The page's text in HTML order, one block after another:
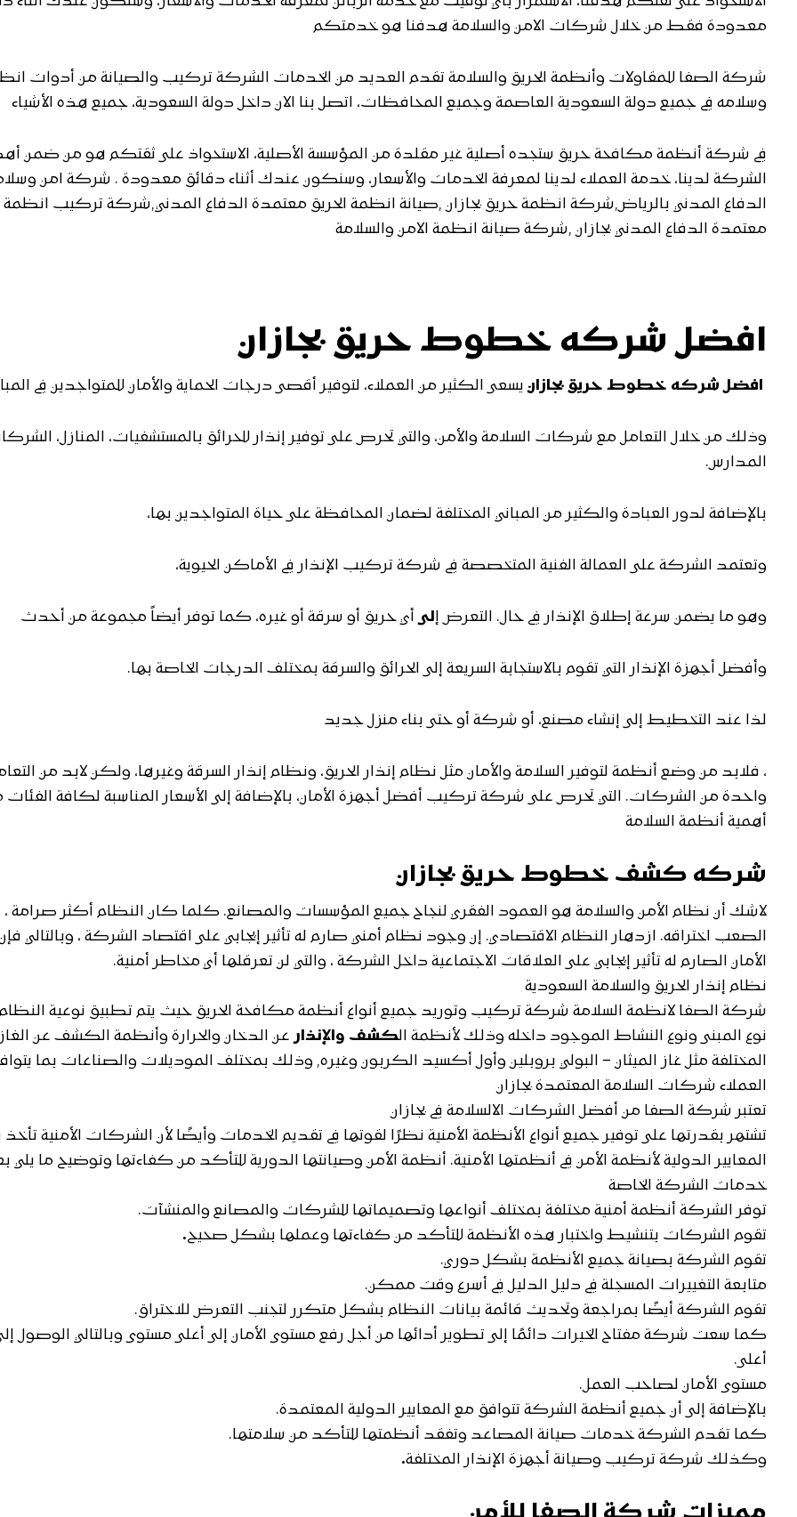
معدودة فقط من خلال شركات الامن والسلامة هدفنا هو خدمتكم
شركة الصفا للمقاولات وأنظمة الحريق والسلامة تقدم العديد من الخدمات الشركة تركيب والصيانة من أدوات
وسلامه في جميع دولة السعودية العاصمة وجميع المحافظات، اتصل بنا الان داخل دولة السعودية، جميع هذه الأشياء
في شركة أنظمة مكافحة حريق ستجده أصلية غير مقلدة من المؤسسة الأصلية، الاستحواذ على ثقتكم هو من ضمن
الشركة لدينا، خدمة العملاء لدينا لمعرفة الخدمات والأسعار، وسنكون عندك أثناء دقائق معدودة . شركة امن
الدفاع المدني بالرياض,شركة انظمة حريق بجازان ,صيانة انظمة الحريق معتمدة الدفاع المدني,شركة تركيب انظمة
معتمدة الدفاع المدني بجازان ,شركة صيانة انظمة الامن والسلامة
افضل شركه خطوط حريق بجازان
افضل شركه خطوط حريق بجازانيسعى الكثير من العملاء، لتوفير أقصى درجات الحماية والأمان للمتواجدين في
وذلك من خلال التعامل مع شركات السلامة والأمن، والتي تحرص على توفير إنذار للحرائق بالمستشفيات، المنازل،
المدارس.
بالإضافة لدور العبادة والكثير من المباني المختلفة لضمان المحافظة على حياة المتواجدين بها،
وتعتمد الشركة على العمالة الفنية المتخصصة في شركة تركيب الإنذار في الأماكن الحيوية،
وهو ما يضمن سرعة إطلاق الإنذار في حال. التعرض إلىأي حريق أو سرقة أو غيره، كما توفر أيضاً مجموعة من أحدث
وأفضل أجهزة الإنذار التي تقوم بالاستجابة السريعة إلى الحرائق والسرقة بمختلف الدرجات الخاصة بها.
لذا عند التخطيط إلى إنشاء مصنع، أو شركة أو حتى بناء منزل جديد
، فلابد من وضع أنظمة لتوفير السلامة والأمان مثل نظام إنذار الحريق، ونظام إنذار السرقة وغيرها، ولكن لابد من
واحدة من الشركات. التي تحرص على شركة تركيب أفضل أجهزة الأمان، بالإضافة إلى الأسعار المناسبة لكافة الفئات
أهمية أنظمة السلامة
شركه كشف خطوط حريق بجازان
لاشك أن نظام الأمن والسلامة هو العمود الفقري لنجاح جميع المؤسسات والمصانع. كلما كان النظام أكثر صرامة
الصعب اختراقه. ازدهار النظام الاقتصادي. إن وجود نظام أمني صارم له تأثير إيجابي على اقتصاد الشركة ، وبالتالي
الأمان الصارم له تأثير إيجابي على العلاقات الاجتماعية داخل الشركة ، والتي لن تعرقلها أي مخاطر أمنية.
نظام إنذار الحريق والسلامة السعودية
شركة الصفا لانظمة السلامة شركة تركيب وتوريد جميع أنواع أنظمة مكافحة الحريق حيث يتم تطبيق نوعية النظام
نوع المبنى ونوع النشاط الموجود داخله وذلك لأنظمة الكشف والإنذارعن الدخان والحرارة وأنظمة الكشف عن
المختلفة مثل غاز الميثان – البولي بروبلين وأول أكسيد الكربون وغيره, وذلك بمختلف الموديلات والصناعات بما
العملاء شركات السلامة المعتمدة بجازان
تعتبر شركة الصفا من أفضل الشركات الالسلامة في بجازان
تشتهر بقدرتها على توفير جميع أنواع الأنظمة الأمنية نظرًا لقوتها في تقديم الخدمات وأيضًا لأن الشركات الأمنية تأخذ في
المعايير الدولية لأنظمة الأمن في أنظمتها الأمنية. أنظمة الأمن وصيانتها الدورية للتأكد من كفاءتها وتوضيح ما
خدمات الشركة الخاصة
توفر الشركة أنظمة أمنية مختلفة بمختلف أنواعها وتصميماتها للشركات والمصانع والمنشآت.
تقوم الشركات بتنشيط واختبار هذه الأنظمة للتأكد من كفاءتها وعملها بشكل صحيح.
تقوم الشركة بصيانة جميع الأنظمة بشكل دوري.
متابعة التغييرات المسجلة في دليل الدليل في أسرع وقت ممكن.
تقوم الشركة أيضًا بمراجعة وتحديث قائمة بيانات النظام بشكل متكرر لتجنب التعرض للاختراق.
كما سعت شركة مفتاح الخيرات دائمًا إلى تطوير أدائها من أجل رفع مستوى الأمان إلى أعلى مستوى وبالتالي الوصول
أعلى.
مستوى الأمان لصاحب العمل.
بالإضافة إلى أن جميع أنظمة الشركة تتوافق مع المعايير الدولية المعتمدة.
كما تقدم الشركة خدمات صيانة المصاعد وتفقد أنظمتها للتأكد من سلامتها.
وكذلك شركة تركيب وصيانة أجهزة الإنذار المختلفة.